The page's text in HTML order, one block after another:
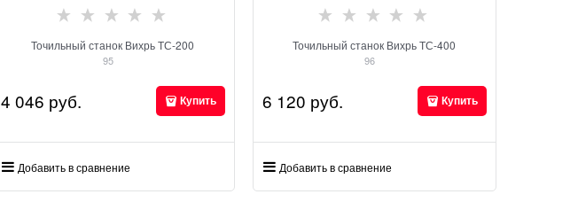
Точильный станок Вихрь ТС-200
95
4 046 руб. Купить
Добавить в сравнение
Точильный станок Вихрь ТС-400
96
6 120 руб. Купить
Добавить в сравнение